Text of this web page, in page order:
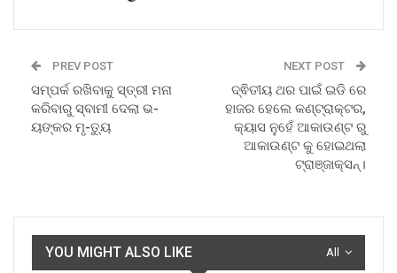
PREV POST
ସମ୍ପର୍କ ରଖିବାକୁ ସ୍ତ୍ରୀ ମନା
କରିବାରୁ ସ୍ବାମୀ ଦେଲା ଭ-
ୟଙ୍କର ମୃ-ତ୍ୟୁ
NEXT POST
ଦ୍ଵିତୀୟ ଥର ପାଇଁ ଇଡି ରେ
ହାଜର ହେଲେ କଣ୍ଟ୍ରାକ୍ଟର,
କ୍ୟାସ ନୁହେଁ ଆକାଉଣ୍ଟ ରୁ
ଆକାଉଣ୍ଟ କୁ ହୋଇଥଲା
ଟ୍ରାଞ୍ଜାକ୍ସନ୍।
All
YOU MIGHT ALSO LIKE